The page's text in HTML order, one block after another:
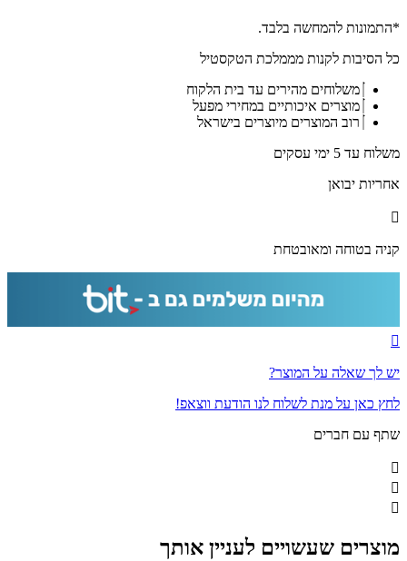
-
מודים
מעוצבת
לבית
כנסת
קנבס
זכוכית
*התמונות להמחשה בלבד.
כל הסיבות לקנות מממלכת הטקסטיל
משלוחים מהירים עד בית הלקוח
מוצרים איכותיים במחירי מפעל
רוב המוצרים מיוצרים בישראל
משלוח עד 5 ימי עסקים
אחריות יבואן
קניה בטוחה ומאובטחת
יש לך שאלה על המוצר?
לחץ כאן על מנת לשלוח לנו הודעת ווצאפ!
שתף עם חברים
מוצרים שעשויים לעניין אותך